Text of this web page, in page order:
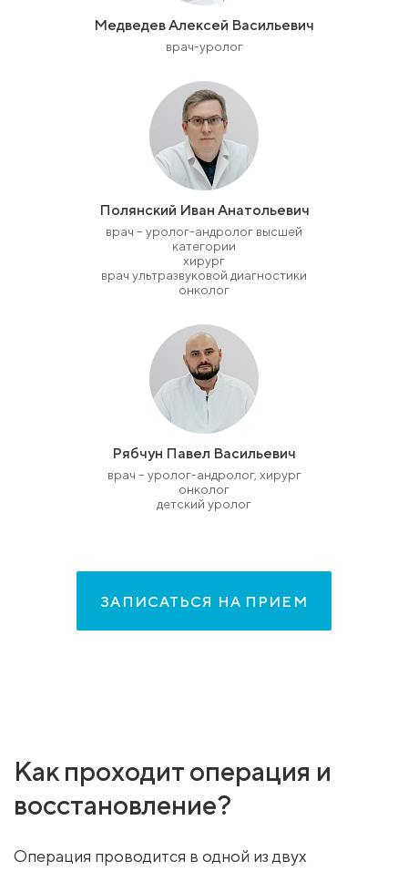
Медведев Алексей Васильевич
врач-уролог
Полянский Иван Анатольевич
врач – уролог-андролог высшей
категории
хирург
врач ультразвуковой диагностики
онколог
Рябчун Павел Васильевич
врач – уролог-андролог, хирург
онколог
детский уролог
ЗАПИСАТЬСЯ НА ПРИЕМ
Как проходит операция и
восстановление?
Операция проводится в одной из двух